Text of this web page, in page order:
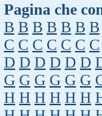
Pagina che
B B B B B B B
C C C C C C C
D D D D D D
G G G G G G
H H H H H H